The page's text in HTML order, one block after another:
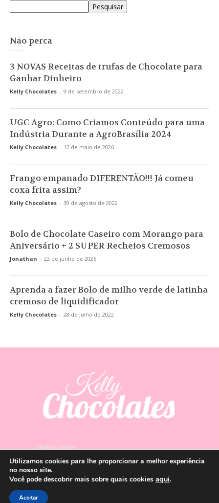
Pesquisar
Não perca
3 NOVAS Receitas de trufas de Chocolate para
Ganhar Dinheiro
Kelly Chocolates - 9 de setembro de 2022
UGC Agro: Como Criamos Conteúdo para uma
Indústria Durante a AgroBrasília 2024
Kelly Chocolates - 12 de maio de 2026
Frango empanado DIFERENTÃO!!! Já comeu
coxa frita assim?
Kelly Chocolates - 30 de agosto de 2022
Bolo de Chocolate Caseiro com Morango para
Aniversário + 2 SUPER Recheios Cremosos
Jonathan - 22 de junho de 2026
Aprenda a fazer Bolo de milho verde de latinha
cremoso de liquidificador
Kelly Chocolates - 28 de julho de 2022
Minhas redes:contato@kellychocolates.com.br
Utilizamos cookies para lhe proporcionar a melhor experiência
no nosso site.
Você pode descobrir mais sobre quais cookies aqui.
Aceitar